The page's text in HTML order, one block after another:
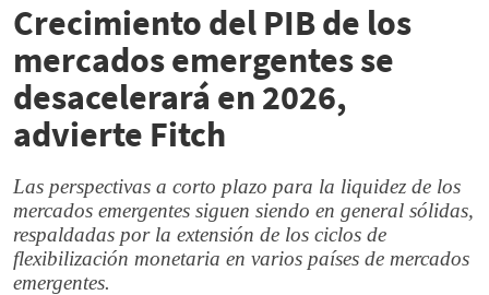
Crecimiento del PIB de los
mercados emergentes se
desacelerará en 2026,
advierte Fitch
Las perspectivas a corto plazo para la liquidez de los
mercados emergentes siguen siendo en general sólidas,
respaldadas por la extensión de los ciclos de
flexibilización monetaria en varios países de mercados
emergentes.